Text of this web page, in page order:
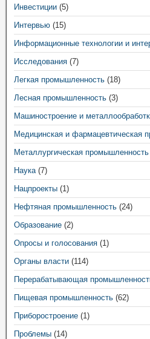
Инвестиции (5)
Интервью (15)
Информационные технологии и
Исследования (7)
Легкая промышленность (18)
Лесная промышленность (3)
Машиностроение и
Медицинская и фармацевтическая
Металлургическая промышленность
Наука(7)
Нацпроекты (1)
Нефтяная промышленность (24)
Образование (2)
Опросы и голосования (1)
Органы власти (114)
Перерабатывающая
Пищевая промышленность (62)
Приборостроение (1)
Проблемы (14)